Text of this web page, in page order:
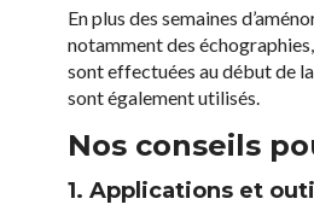
En plus des semaines
notamment des
sont effectuées au début de
sont également utilisés.
Nos conseils
1. Applications et